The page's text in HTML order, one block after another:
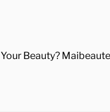
Your Beauty? Maibeaute